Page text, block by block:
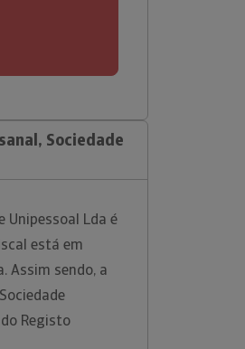
Sociedade
Unipessoal Lda é
está em
Assim sendo, a
Registo